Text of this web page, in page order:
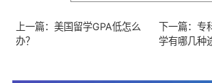
上一篇：美国留学GPA低怎么
办？
下一篇：专
学有哪几种